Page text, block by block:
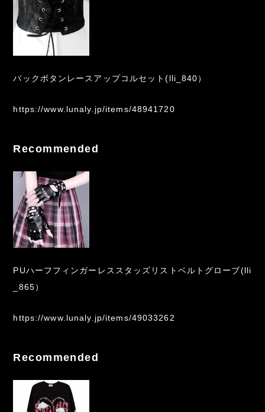
バックボタンレースアップコルセット(lli_840）
https://www.lunaly.jp/items/48941720
Recommended
PUハーフフィンガーレススタッズリストベルトグローブ(lli
_865）
https://www.lunaly.jp/items/49033262
Recommended